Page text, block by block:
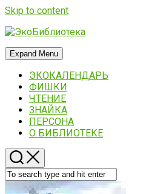
Skip to content
Expand Menu
ЭКОКАЛЕНДАРЬ
ФИШКИ
ЧТЕНИЕ
ЗНАЙКА
ПЕРСОНА
О БИБЛИОТЕКЕ